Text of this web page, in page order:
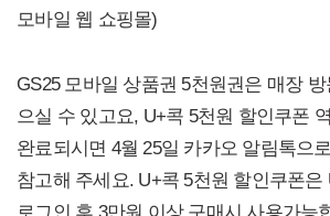
모바일 웹 쇼핑몰)
GS25 모바일 상품권 5천원권은 매장
으실 수 있고요, U+콕 5천원 할인쿠폰
완료되시면 4월 25일 카카오 알림톡으
참고해 주세요. U+콕 5천원 할인쿠폰은